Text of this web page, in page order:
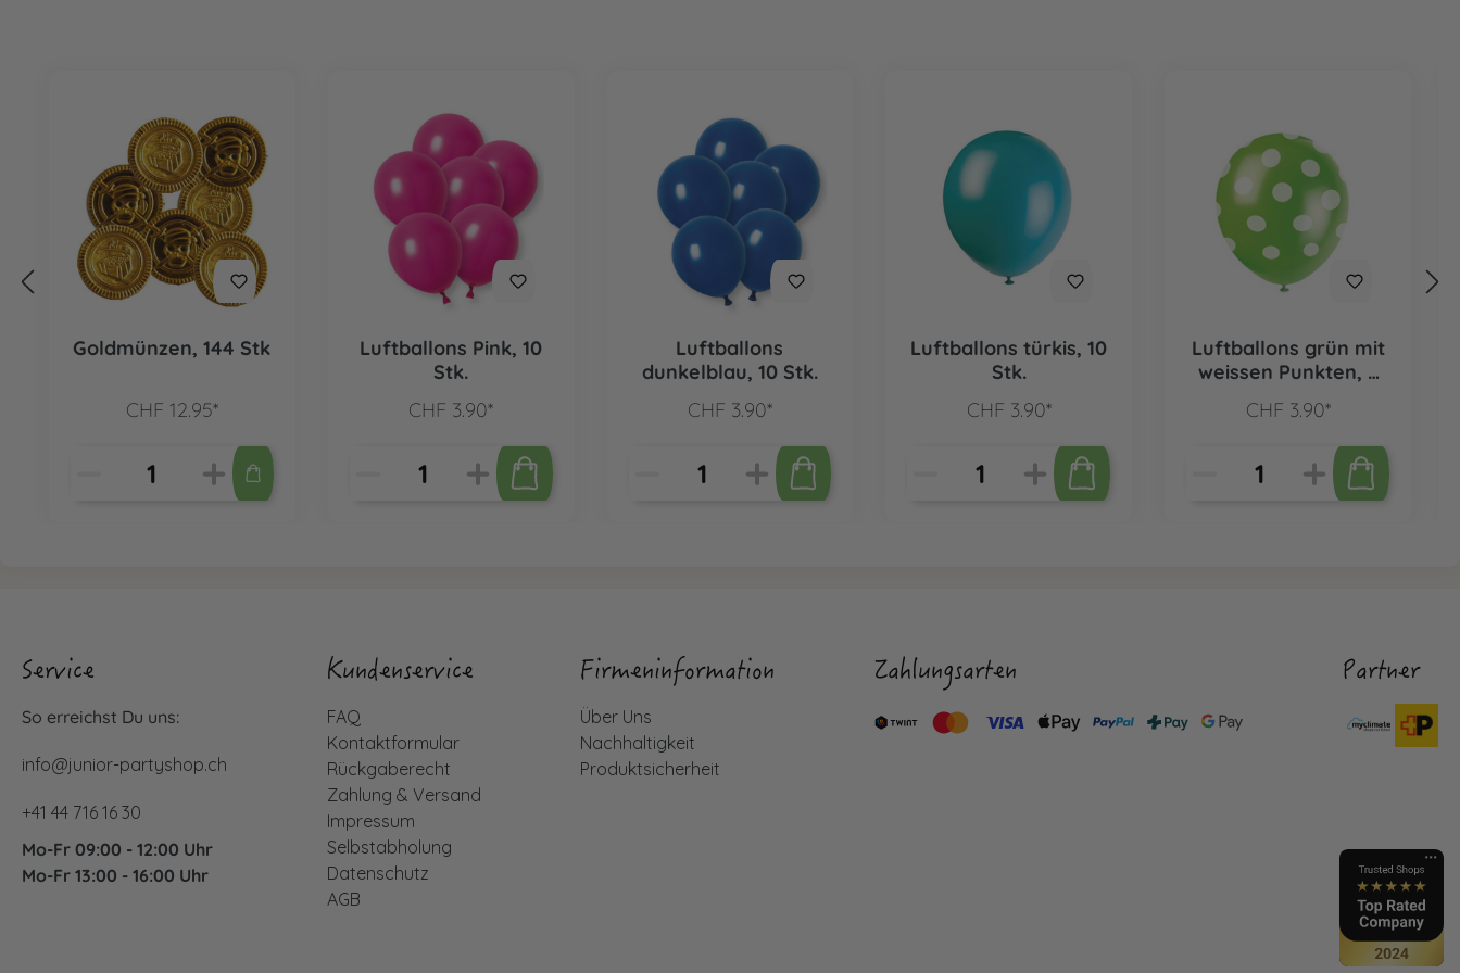
Goldmünzen, 144 Stk
CHF 12.95*
Luftballons Pink, 10
Stk.
CHF 3.90*
Luftballons
dunkelblau, 10 Stk.
CHF 3.90*
Luftballons türkis, 10
Stk.
CHF 3.90*
Luftballons grün mit
weissen Punkten, 6
CHF 3.90*
Service
So erreichst Du uns:
info@junior-partyshop.ch
+41 44 716 16 30
Mo-Fr 09:00 - 12:00 Uhr
Mo-Fr 13:00 - 16:00 Uhr
Kundenservice
FAQ
Kontaktformular
Rückgaberecht
Zahlung & Versand
Impressum
Selbstabholung
Datenschutz
AGB
Firmeninformation
Über Uns
Nachhaltigkeit
Produktsicherheit
Zahlungsarten Partner